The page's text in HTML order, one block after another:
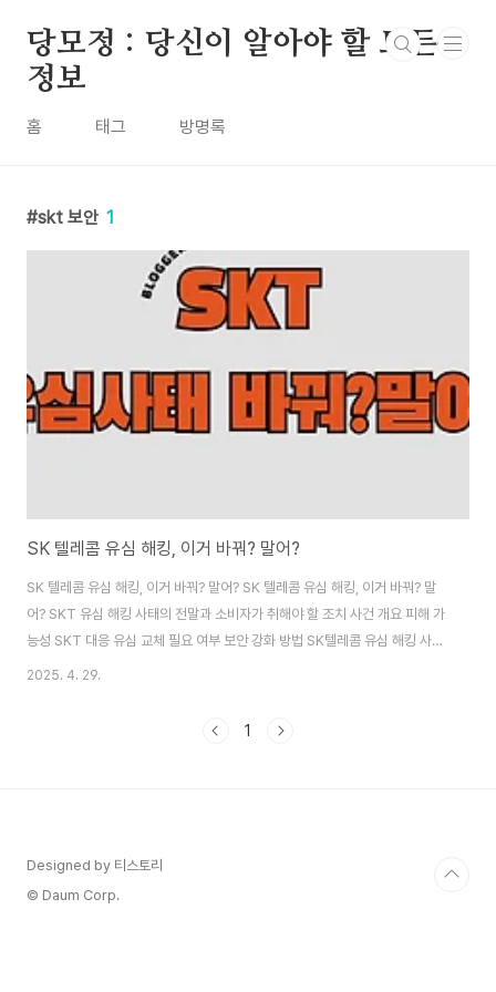
당모정 : 당신이 알아야 할 모든
정보
홈 태그 방명록
skt 보안 1
SK 텔레콤 유심 해킹, 이거 바꿔? 말어?
SK 텔레콤 유심 해킹, 이거 바꿔? 말어? SK 텔레콤 유심 해킹, 이거 바꿔? 말
어? SKT 유심 해킹 사태의 전말과 소비자가 취해야 할 조치 사건 개요 피해 가
능성 SKT 대응 유심 교체 필요 여부 보안 강화 방법 SK텔레콤 유심 해킹 사건:
무슨 일이 있었나? 2025년 4월 19일 오후 11시경, SK텔레콤(SKT)의 홈 가
련 정보가 유출된 정황이 확인되었습니다. SKT는 국내 최대 이동통신사로 약
2025. 4. 29.
1
Designed by 티스토리
© Daum Corp.